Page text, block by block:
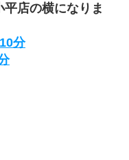
店の横になりま
分